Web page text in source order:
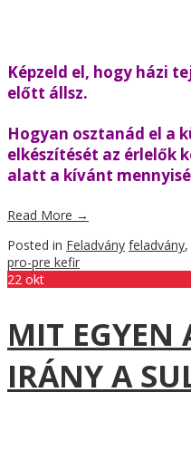
Képzeld el, hogy házi
előtt állsz.
Hogyan osztanád el a
elkészítését az érlelők
alatt a kívánt
Read More →
Posted in Feladvány feladvány,
pro-pre kefir
22 okt
MIT EGYEN
IRÁNY A